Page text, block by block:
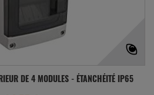
DE 4 MODULES - ÉTANCHÉITÉ IP65